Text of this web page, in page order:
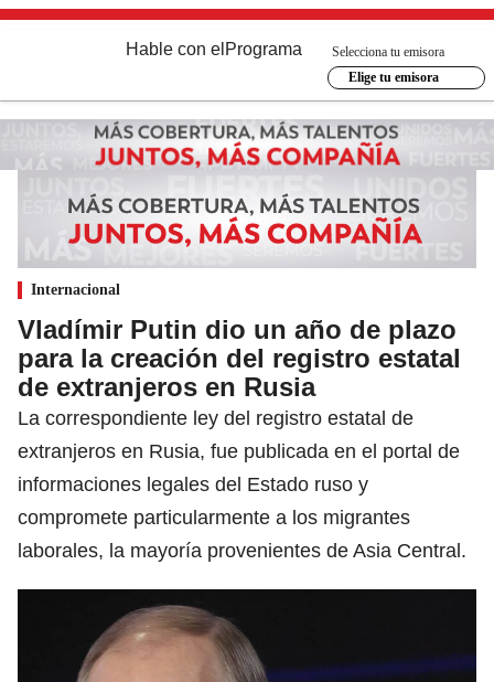
Hable con el Programa
Selecciona tu emisora
Elige tu emisora
Internacional
Vladímir Putin dio un año de plazo
para la creación del registro estatal
de extranjeros en Rusia
La correspondiente ley del registro estatal de
extranjeros en Rusia, fue publicada en el portal de
informaciones legales del Estado ruso y
compromete particularmente a los migrantes
laborales, la mayoría provenientes de Asia Central.